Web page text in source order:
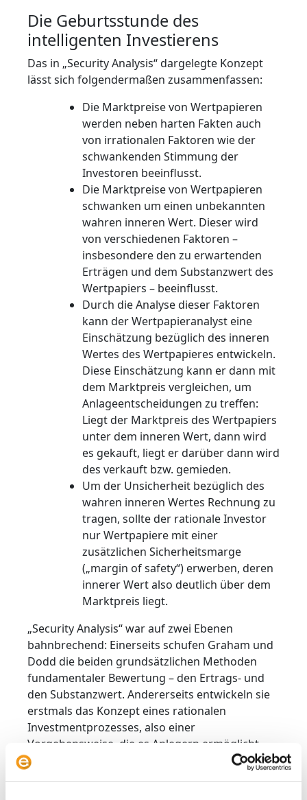
Die Geburtsstunde des
intelligenten Investierens
Das in „Security Analysis“ dargelegte Konzept
lässt sich folgendermaßen zusammenfassen:
Die Marktpreise von Wertpapieren
werden neben harten Fakten auch
von irrationalen Faktoren wie der
schwankenden Stimmung der
Investoren beeinflusst.
Die Marktpreise von Wertpapieren
schwanken um einen unbekannten
wahren inneren Wert. Dieser wird
von verschiedenen Faktoren –
insbesondere den zu erwartenden
Erträgen und dem Substanzwert des
Wertpapiers – beeinflusst.
Durch die Analyse dieser Faktoren
kann der Wertpapieranalyst eine
Einschätzung bezüglich des inneren
Wertes des Wertpapieres entwickeln.
Diese Einschätzung kann er dann mit
dem Marktpreis vergleichen, um
Anlageentscheidungen zu treffen:
Liegt der Marktpreis des Wertpapiers
unter dem inneren Wert, dann wird
es gekauft, liegt er darüber dann wird
des verkauft bzw. gemieden.
Um der Unsicherheit bezüglich des
wahren inneren Wertes Rechnung zu
tragen, sollte der rationale Investor
nur Wertpapiere mit einer
zusätzlichen Sicherheitsmarge
(„margin of safety“) erwerben, deren
innerer Wert also deutlich über dem
Marktpreis liegt.
„Security Analysis“ war auf zwei Ebenen
bahnbrechend: Einerseits schufen Graham und
Dodd die beiden grundsätzlichen Methoden
fundamentaler Bewertung – den Ertrags- und
den Substanzwert. Andererseits entwickeln sie
erstmals das Konzept eines rationalen
Investmentprozesses, also einer
Vorgehensweise, die es Anlegern ermöglicht,
die eigenen Emotionen zu besiegen. Auf diese